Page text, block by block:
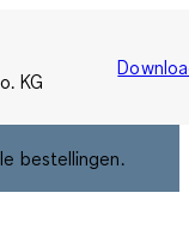
KG
bestellingen.